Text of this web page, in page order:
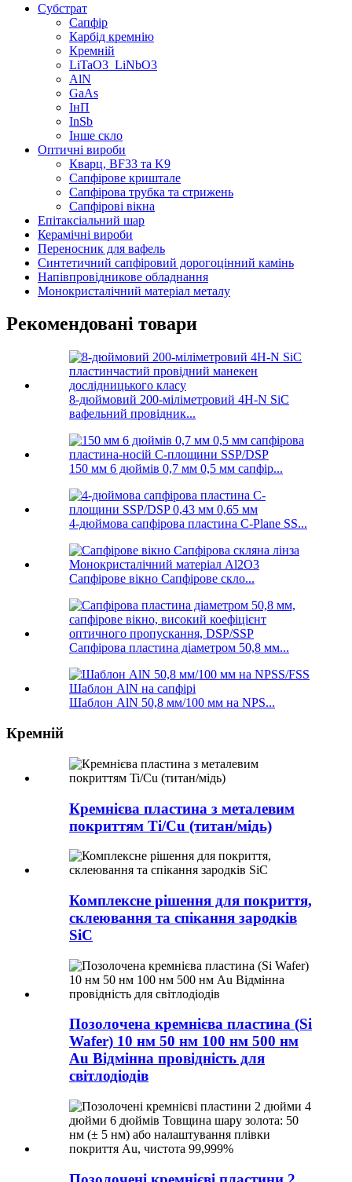
Субстрат
Сапфір
Карбід кремнію
Кремній
LiTaO3_LiNbO3
AlN
GaAs
ІнП
InSb
Інше скло
Оптичні вироби
Кварц, BF33 та K9
Сапфірове криштале
Сапфірова трубка та стрижень
Сапфірові вікна
Епітаксіальний шар
Керамічні вироби
Переносник для вафель
Синтетичний сапфіровий дорогоцінний камінь
Напівпровідникове обладнання
Монокристалічний матеріал металу
Рекомендовані товари
8-дюймовий 200-міліметровий 4H-N SiC
вафельний провідник...
150 мм 6 дюймів 0,7 мм 0,5 мм сапфір...
4-дюймова сапфірова пластина C-Plane SS...
Сапфірове вікно Сапфірове скло...
Сапфірова пластина діаметром 50,8 мм...
Шаблон AlN 50,8 мм/100 мм на NPS...
Кремній
Кремнієва пластина з металевим
покриттям Ti/Cu (титан/мідь)
Комплексне рішення для покриття,
склеювання та спікання зародків
SiC
Позолочена кремнієва пластина (Si
Wafer) 10 нм 50 нм 100 нм 500 нм
Au Відмінна провідність для
світлодіодів